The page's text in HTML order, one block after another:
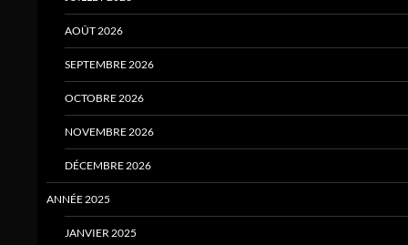
AOÛT 2026
SEPTEMBRE 2026
OCTOBRE 2026
NOVEMBRE 2026
DÉCEMBRE 2026
ANNÉE 2025
JANVIER 2025